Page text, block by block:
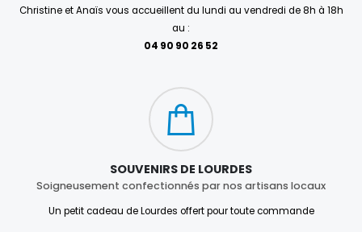
Christine et Anaïs vous accueillent du lundi au vendredi de 8h à 18h
au :
04 90 90 26 52
SOUVENIRS DE LOURDES
Soigneusement confectionnés par nos artisans locaux
Un petit cadeau de Lourdes offert pour toute commande